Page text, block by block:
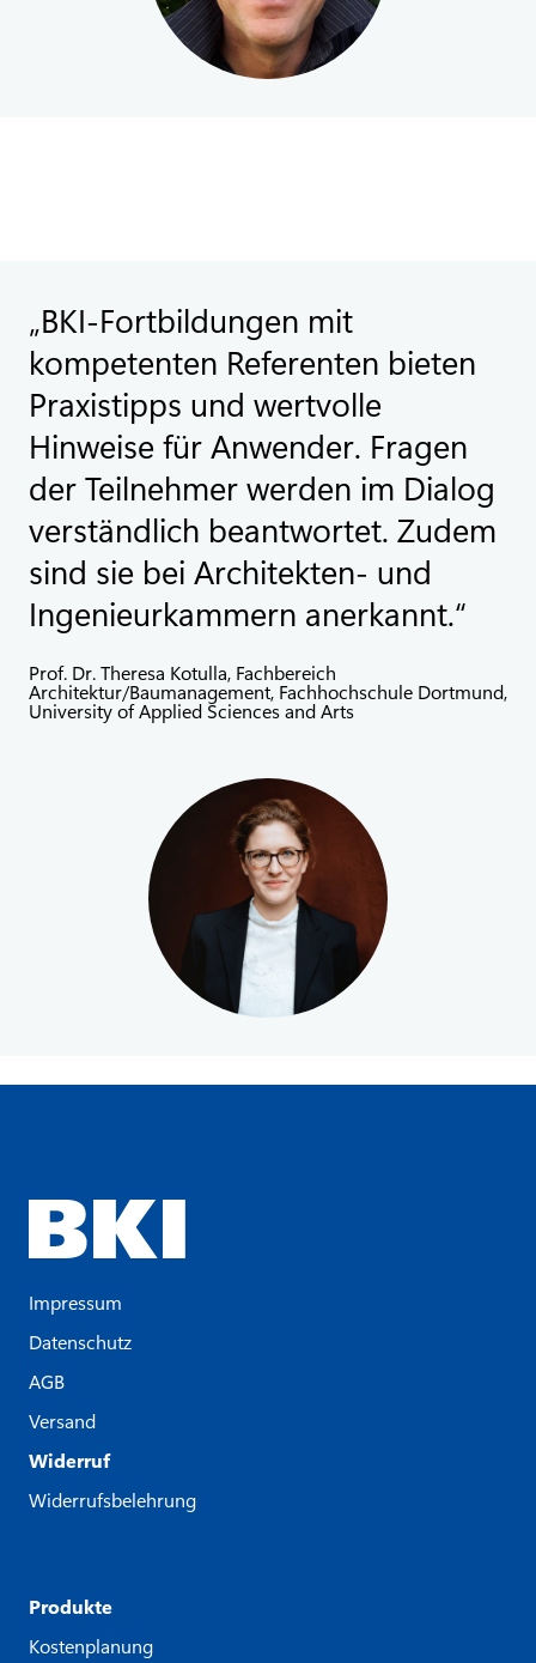
BKI-Fortbildungen mit
kompetenten Referenten bieten
Praxistipps und wertvolle
Hinweise für Anwender. Fragen
der Teilnehmer werden im Dialog
verständlich beantwortet. Zudem
sind sie bei Architekten- und
Ingenieurkammern anerkannt.
Prof. Dr. Theresa Kotulla, Fachbereich
Architektur/Baumanagement, Fachhochschule Dortmund,
University of Applied Sciences and Arts
Impressum
Datenschutz
AGB
Versand
Widerruf
Widerrufsbelehrung
Produkte
Kostenplanung